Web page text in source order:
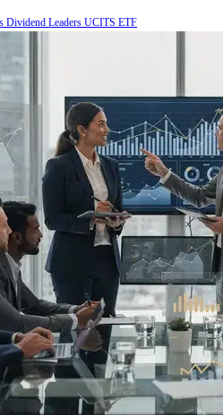
Dividend Leaders UCITS ETF